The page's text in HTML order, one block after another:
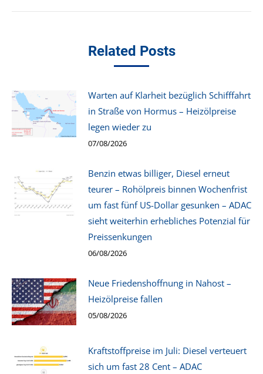
Related Posts
Warten auf Klarheit bezüglich Schifffahrt
in Straße von Hormus – Heizölpreise
legen wieder zu
07/08/2026
Benzin etwas billiger, Diesel erneut
teurer – Rohölpreis binnen Wochenfrist
um fast fünf US-Dollar gesunken – ADAC
sieht weiterhin erhebliches Potenzial für
Preissenkungen
06/08/2026
Neue Friedenshoffnung in Nahost –
Heizölpreise fallen
05/08/2026
Kraftstoffpreise im Juli: Diesel verteuert
sich um fast 28 Cent – ADAC